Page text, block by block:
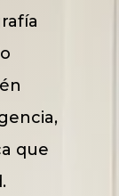
que